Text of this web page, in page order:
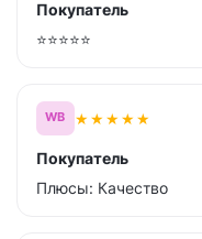
Покупатель
⭐⭐⭐⭐⭐
WB ★★★★★
Покупатель
Плюсы: Качество